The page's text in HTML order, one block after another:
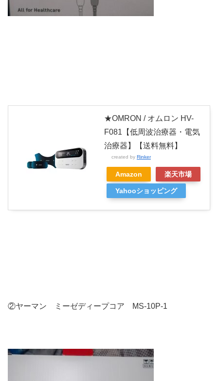
★OMRON / オムロン HV-
F081【低周波治療器・電気
治療器】【送料無料】
created by Rinker
Amazon 楽天市場
Yahooショッピング
②ヤーマン ミーゼディープコア MS-10P-1